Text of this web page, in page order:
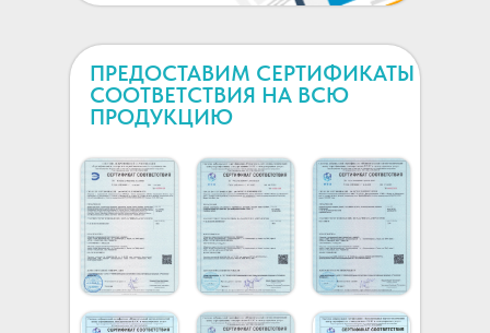
ПРЕДОСТАВИМ СЕРТИФИКАТЫ
СООТВЕТСТВИЯ НА ВСЮ
ПРОДУКЦИЮ